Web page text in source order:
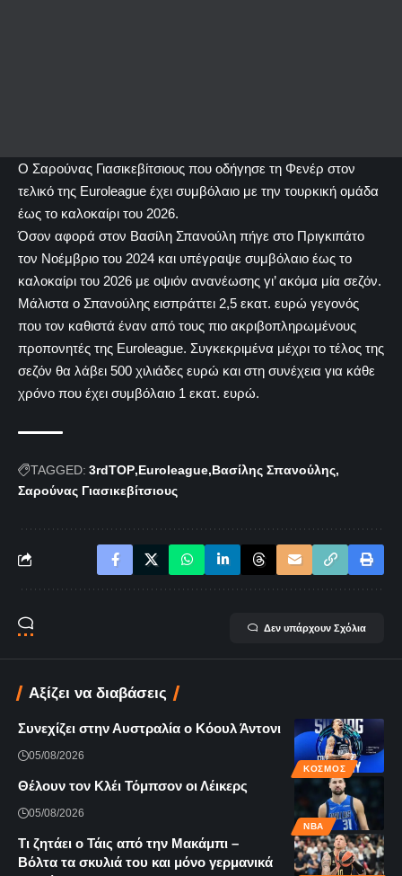
Ο Σαρούνας Γιασικεβίτσιους που οδήγησε τη Φενέρ στον
τελικό της Euroleague έχει συμβόλαιο με την τουρκική ομάδα
έως το καλοκαίρι του 2026.
Όσον αφορά στον Βασίλη Σπανούλη πήγε στο Πριγκιπάτο
τον Νοέμβριο του 2024 και υπέγραψε συμβόλαιο έως το
καλοκαίρι του 2026 με οψιόν ανανέωσης γι’ ακόμα μία σεζόν.
Μάλιστα ο Σπανούλης εισπράττει 2,5 εκατ. ευρώ γεγονός
που τον καθιστά έναν από τους πιο ακριβοπληρωμένους
προπονητές της Euroleague. Συγκεκριμένα μέχρι το τέλος της
σεζόν θα λάβει 500 χιλιάδες ευρώ και στη συνέχεια για κάθε
χρόνο που έχει συμβόλαιο 1 εκατ. ευρώ.
TAGGED: 3rdTOP Euroleague Βασίλης Σπανούλης
Σαρούνας Γιασικεβίτσιους
Δεν υπάρχουν Σχόλια
Αξίζει να διαβάσεις
ΚΌΣΜΟΣ
Συνεχίζει στην Αυστραλία ο Κόουλ Άντονι
05/08/2026
NBA
Θέλουν τον Κλέι Τόμπσον οι Λέικερς
05/08/2026
Τι ζητάει ο Τάις από την Μακάμπι –
Βόλτα τα σκυλιά του και μόνο γερμανικά